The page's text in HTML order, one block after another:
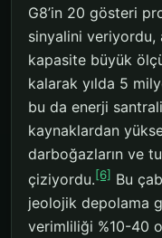
G8’in 20 gösteri
sinyalini veriyordu,
kapasite büyük
kalarak yılda 5
bu da enerji
kaynaklardan
darboğazların ve
çiziyordu.[6] Bu
jeolojik depolama
verimliliği %10-40